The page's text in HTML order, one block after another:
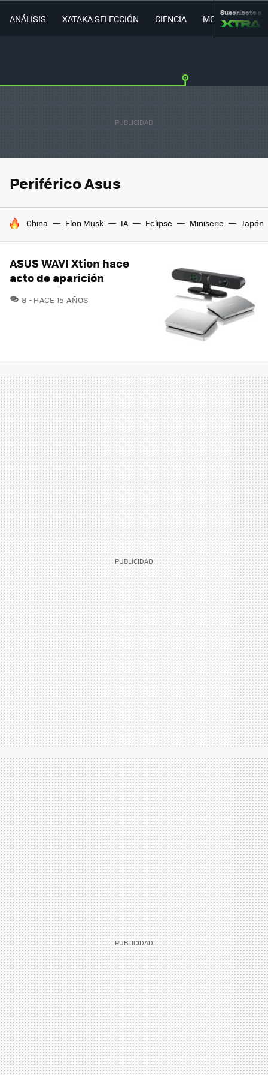
ANÁLISIS XATAKA SELECCIÓN CIENCIA MOVILIDAD
Suscríbete a
Periférico Asus
HOY SE HABLA DE
China Elon Musk IA Eclipse Miniserie Japón
ASUS WAVI Xtion hace
acto de aparición
8 COMENTARIOS
HACE 15 AÑOS